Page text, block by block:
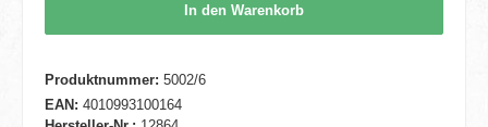
In den Warenkorb
Produktnummer: 5002/6
EAN: 4010993100164